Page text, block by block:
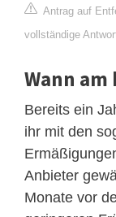
Antrag auf
vollständige
Wann
Bereits ein
ihr mit den
Anbieter
Monate vor